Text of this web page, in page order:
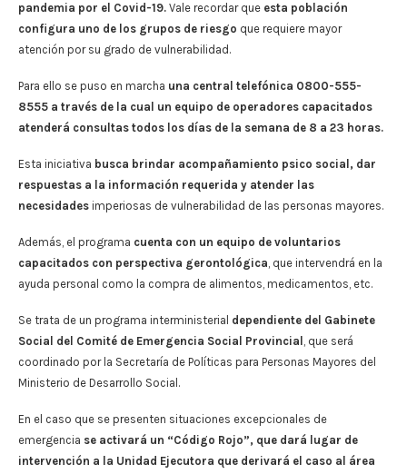
pandemia por el Covid-19. Vale recordar que esta población
configura uno de los grupos de riesgo que requiere mayor
atención por su grado de vulnerabilidad.
Para ello se puso en marcha una central telefónica 0800-555-
8555 a través de la cual un equipo de operadores capacitados
atenderá consultas todos los días de la semana de 8 a 23 horas.
Esta iniciativa busca brindar acompañamiento psico social, dar
respuestas a la información requerida y atender las
necesidades imperiosas de vulnerabilidad de las personas mayores.
Además, el programa cuenta con un equipo de voluntarios
capacitados con perspectiva gerontológica, que intervendrá en la
ayuda personal como la compra de alimentos, medicamentos, etc.
Se trata de un programa interministerial dependiente del Gabinete
Social del Comité de Emergencia Social Provincial , que será
coordinado por la Secretaría de Políticas para Personas Mayores del
Ministerio de Desarrollo Social.
En el caso que se presenten situaciones excepcionales de
emergencia se activará un “Código Rojo”, que dará lugar de
intervención a la Unidad Ejecutora que derivará el caso al área